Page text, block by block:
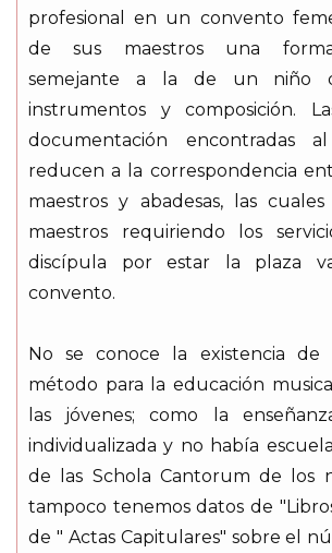
profesional en un convento
de sus maestros una
semejante a la de un niño
instrumentos y composición.
documentación encontradas
reducen a la correspondencia
maestros y abadesas, las
maestros requiriendo los
discípula por estar la plaza
convento.
No se conoce la existencia
método para la educación
las jóvenes; como la
individualizada y no había
de las Schola Cantorum de los
tampoco tenemos datos de
de " Actas Capitulares" sobre el